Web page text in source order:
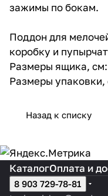
зажимы по бокам.
Поддон для
коробку и
Размеры ящика, см:
Размеры
Назад к списку
КаталогОплата и
8 903 729-78-81